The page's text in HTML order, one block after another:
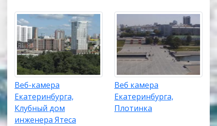
Веб-камера
Екатеринбурга,
Клубный дом
инженера Ятеса
Веб камера
Екатеринбурга,
Плотинка